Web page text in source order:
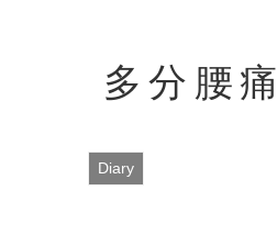
多分腰
Diary